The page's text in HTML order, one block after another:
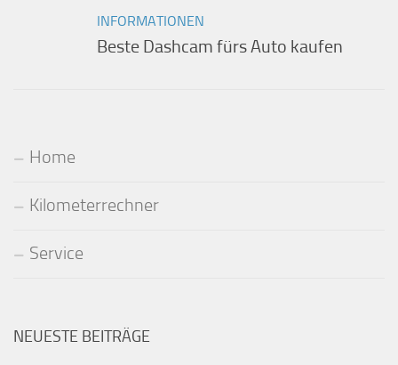
INFORMATIONEN
Beste Dashcam fürs Auto kaufen
Home
Kilometerrechner
Service
NEUESTE BEITRÄGE